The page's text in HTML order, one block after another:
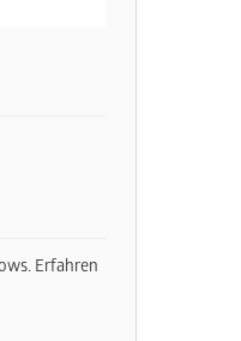
Erfahren